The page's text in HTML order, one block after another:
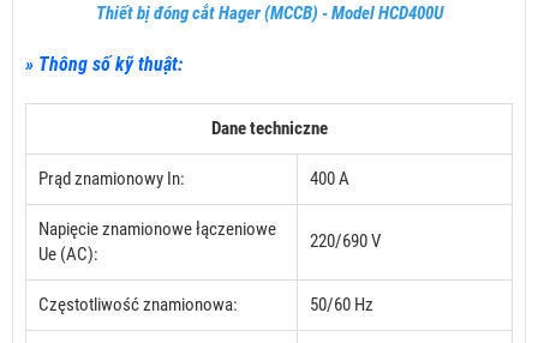
Thiết bị đóng cắt Hager (MCCB) - Model HCD400U
» Thông số kỹ thuật:
Dane techniczne
Prąd znamionowy In: 400 A
Napięcie znamionowe łączeniowe
Ue (AC):
220/690 V
Częstotliwość znamionowa: 50/60 Hz